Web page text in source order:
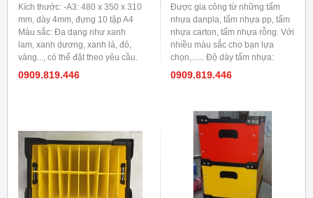
Kích thước: -A3: 480 x 350 x 310
mm, dày 4mm, đựng 10 tập A4
Màu sắc: Đa dạng như xanh
lam, xanh dương, xanh lá, đỏ,
vàng..., có thể đặt theo yêu cầu.
Công dụng: Dùng trong văn
0909.819.446
Được gia công từ những tấm
nhựa danpla, tấm nhựa pp, tấm
nhựa carton, tấm nhựa rỗng. Với
nhiều màu sắc cho bạn lựa
chọn,...... Độ dày tấm nhựa:
2mm, 3mm, 4mm, 5mm.
0909.819.446